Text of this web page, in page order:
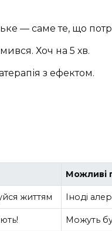
— саме те, що
Хоч на 5 хв.
з ефектом.
Можливі
життям Іноді
Можуть